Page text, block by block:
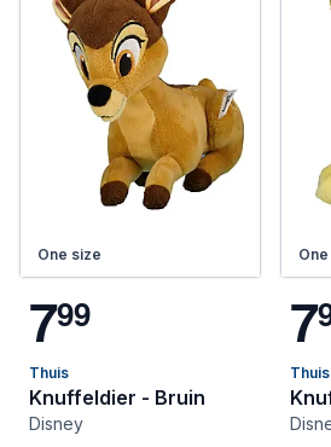
One size
799
Thuis
Knuffeldier - Bruin
Disney
7
Thuis